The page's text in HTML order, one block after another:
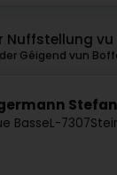
Nuffstellung
Géigend vun
Stefan
BasseL-7307